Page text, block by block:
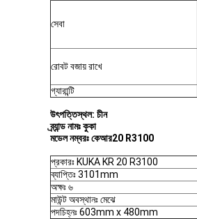
সেবা
রোবট বজায় রাখে
গ্যারান্টি
উৎপত্তিস্থল: চীন
ব্র্যান্ড নামঃকুকা
মডেল নম্বরঃকেআর20 R3100
প্রকারঃ KUKA KR 20 R3100
ব্যাপ্তিঃ 3101mm
অক্ষঃ ৬
মাউন্ট অবস্থানঃ মেঝে
পদচিহ্নঃ 603mm x 480mm